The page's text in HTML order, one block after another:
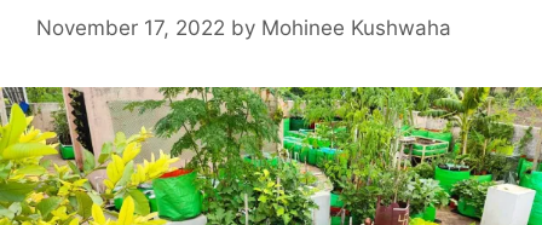
November 17, 2022 by Mohinee Kushwaha